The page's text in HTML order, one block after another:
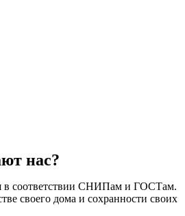
нас?
в соответствии СНИПам и ГОСТам.
своего дома и сохранности своих